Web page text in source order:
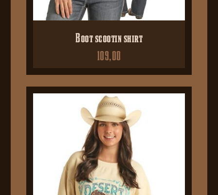
Boot scootin shirt
109,00